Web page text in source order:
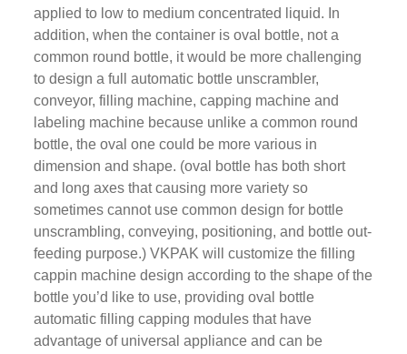
applied to low to medium concentrated liquid. In
addition, when the container is oval bottle, not a
common round bottle, it would be more challenging
to design a full automatic bottle unscrambler,
conveyor, filling machine, capping machine and
labeling machine because unlike a common round
bottle, the oval one could be more various in
dimension and shape. (oval bottle has both short
and long axes that causing more variety so
sometimes cannot use common design for bottle
unscrambling, conveying, positioning, and bottle out-
feeding purpose.) VKPAK will customize the filling
cappin machine design according to the shape of the
bottle you’d like to use, providing oval bottle
automatic filling capping modules that have
advantage of universal appliance and can be